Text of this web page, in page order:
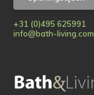
+31 (0)495 625991
info@bath-living.com